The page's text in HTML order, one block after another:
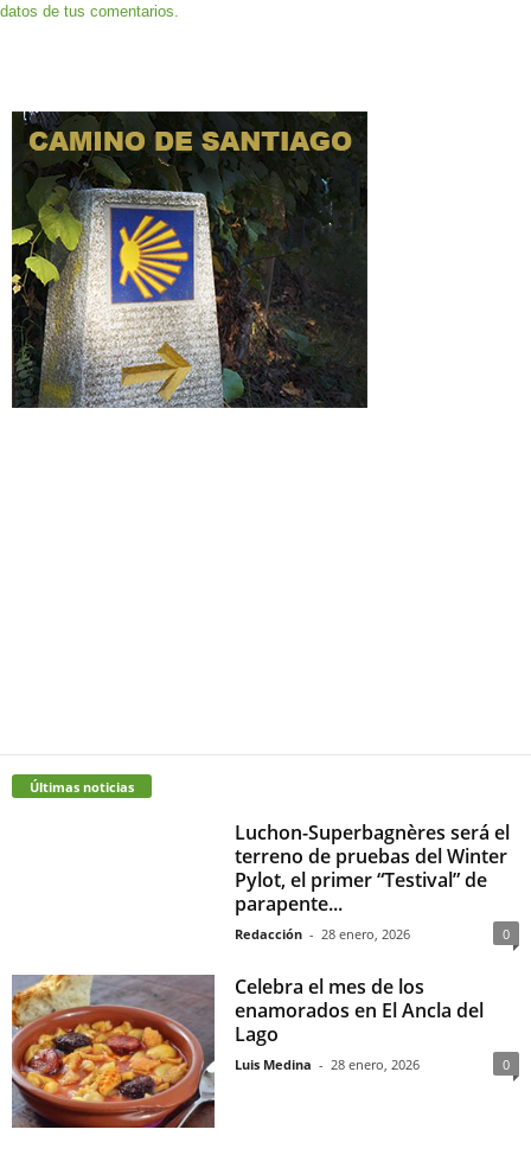
datos de tus comentarios.
Últimas noticias
Luchon-Superbagnères será el
terreno de pruebas del Winter
Pylot, el primer “Testival” de
parapente...
Redacción - 28 enero, 2026 0
Celebra el mes de los
enamorados en El Ancla del
Lago
Luis Medina - 28 enero, 2026 0